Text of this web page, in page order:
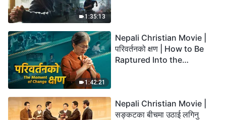
1:35:13
1:42:21
Nepali Christian Movie |
परिवर्तनको क्षण | How to Be
Raptured Into the
Nepali Christian Movie |
सङ्कटका बीचमा उठाई लगिनु